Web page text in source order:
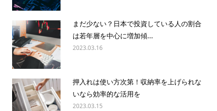
まだ少ない？日本で投資している人の割合
は若年層を中心に増加傾...
2023.03.16
押入れは使い方次第！収納率を上げられな
いなら効率的な活用を
2023.03.15